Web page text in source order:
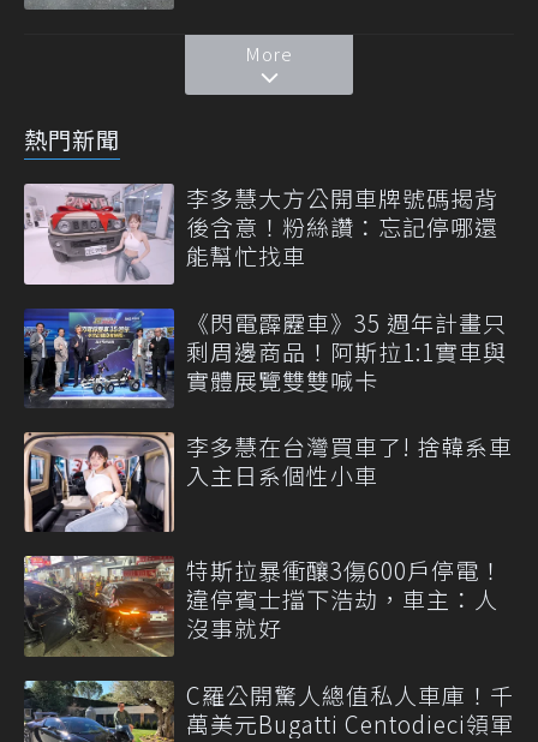
More
熱門新聞
李多慧大方公開車牌號碼揭背
後含意！粉絲讚：忘記停哪還
能幫忙找車
《閃電霹靂車》35 週年計畫只
剩周邊商品！阿斯拉1:1實車與
實體展覽雙雙喊卡
李多慧在台灣買車了! 捨韓系車
入主日系個性小車
特斯拉暴衝釀3傷600戶停電！
違停賓士擋下浩劫，車主：人
沒事就好
C羅公開驚人總值私人車庫！千
萬美元Bugatti Centodieci領軍